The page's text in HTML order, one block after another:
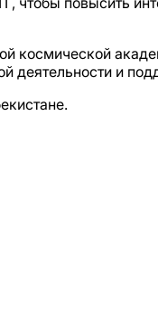
космической
и